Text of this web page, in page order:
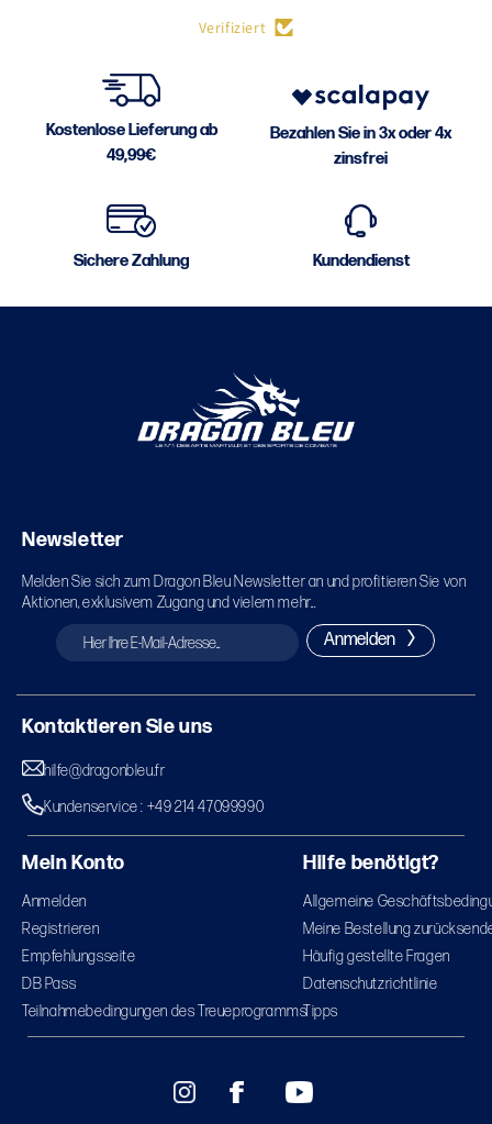
Verifiziert
Kostenlose Lieferung ab
49,99€
Bezahlen Sie in 3x oder 4x
zinsfrei
Sichere Zahlung Kundendienst
Newsletter
Melden Sie sich zum Dragon Bleu Newsletter an und profitieren Sie von
Aktionen, exklusivem Zugang und vielem mehr...
Anmelden
Kontaktieren Sie uns
hilfe@dragonbleu.fr
Kundenservice : +49 214 47099990
Mein Konto
Anmelden
Registrieren
Empfehlungsseite
DB Pass
Teilnahmebedingungen des Treueprogramms
Hilfe benötigt?
Allgemeine
Meine Bestellung
Häufig gestellte Fragen
Datenschutzrichtlinie
Tipps